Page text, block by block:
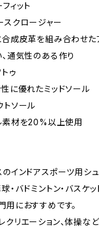
ィット
スクロージャー
合成皮革を組み合わせた
、通気性のある作り
ゥ
性に優れたミッドソール
トソール
素材を20%以上使用
のインドアスポーツ用シ
・バドミントン・バスケッ
用におすすめです。
クリエーション、体操な